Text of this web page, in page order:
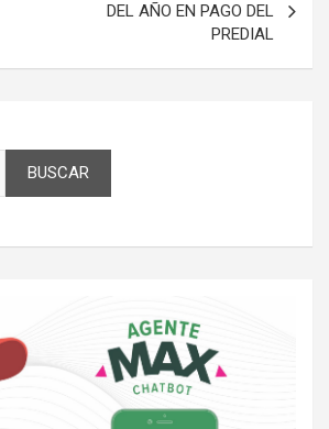
DEL AÑO EN PAGO DEL
PREDIAL
BUSCAR